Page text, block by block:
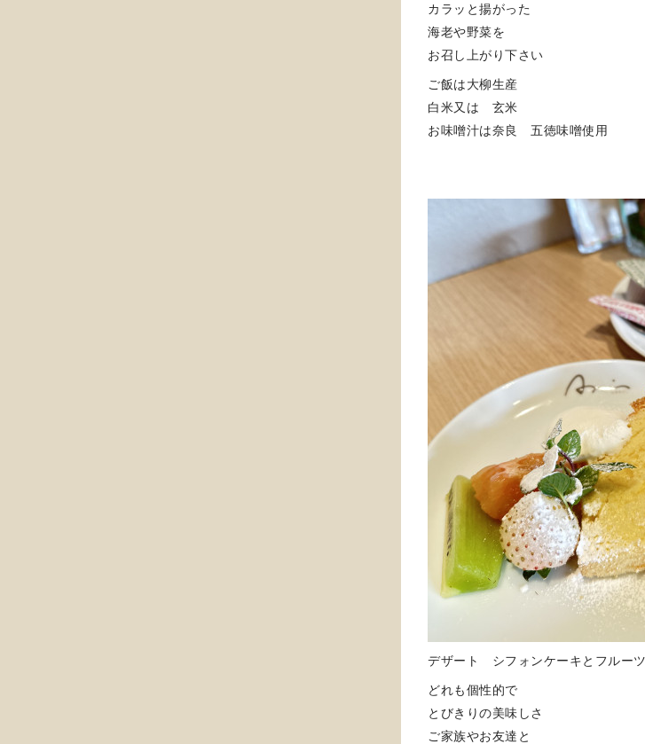
カラッと揚がった
海老や野菜を
お召し上がり下さい
ご飯は大柳生産
白米又は 玄米
お味噌汁は奈良 五徳味噌使用
デザート シフォンケーキと フルーツ
どれも個性的で
とびきりの美味しさ
ご家族やお友達と